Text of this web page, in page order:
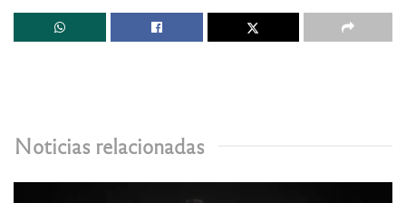
Noticias relacionadas